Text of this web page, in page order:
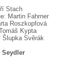
Stach
Martin Fahrner
Roszkopfová
Kypta
Šlupka Svěrák
Seydler